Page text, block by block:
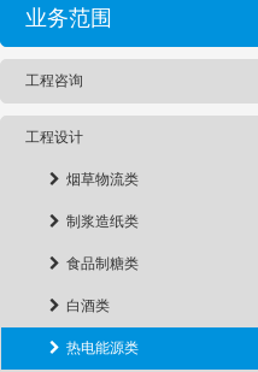
业务范围
工程咨询
工程设计
烟草物流类
制浆造纸类
食品制糖类
白酒类
热电能源类